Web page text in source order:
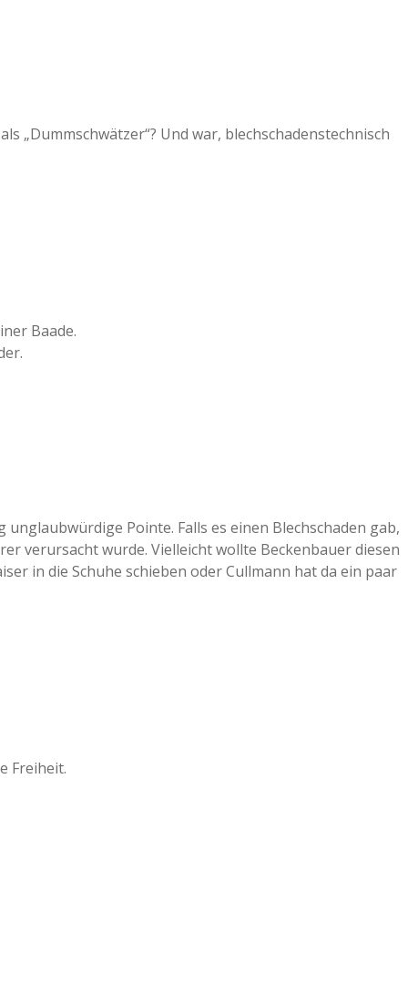
„Dummschwätzer“? Und war, blechschadenstechnisch
Baade.
Pointe. Falls es einen Blechschaden gab,
verursacht wurde. Vielleicht wollte Beckenbauer diesen
in die Schuhe schieben oder Cullmann hat da ein paar
Freiheit.